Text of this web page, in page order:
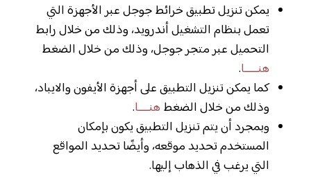
يمكن تنزيل تطبيق خرائط جوجل عبر الأجهزة التي
تعمل بنظام التشغيل أندرويد، وذلك من خلال رابط
التحميل عبر متجر جوجل، وذلك من خلال الضغط
هنـــــا.
كما يمكن تنزيل التطبيق على أجهزة الأيفون والايباد،
وذلك من خلال الضغط هنــــا.
وبمجرد أن يتم تنزيل التطبيق يكون بإمكان
المستخدم تحديد موقعه، وأيضًا تحديد المواقع
التي يرغب في الذهاب إليها.